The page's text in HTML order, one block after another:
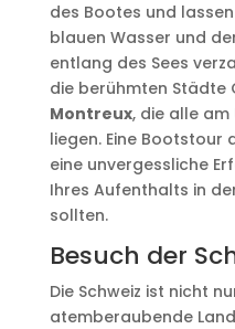
des Bootes und
blauen Wasser und
entlang des Sees
die berühmten Städte
Montreux, die alle am
liegen. Eine Bootstour
eine unvergessliche
Ihres Aufenthalts in
sollten.
Besuch der
Die Schweiz ist nicht
atemberaubende